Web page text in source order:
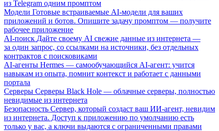
из Telegram одним промптом
Модели Готовые встраиваемые AI-модели для ваших
приложений и ботов. Опишите задачу промптом — получите
рабочее приложение
AI-поиск Дайте своему AI свежие данные из интернета —
за один запрос, со ссылками на источники, без отдельных
контрактов с поисковиками
AI-агенты Hermes — самообучающийся AI-агент: учится
навыкам из опыта, помнит контекст и работает с данными
портала
Серверы Серверы Black Hole — облачные серверы, полностью
невидимые из интернета
Безопасность Сервер, который создаст ваш ИИ-агент, невидим
из интернета. Доступ к приложению по умолчанию есть
только у вас, а ключи выдаются с ограниченными правами